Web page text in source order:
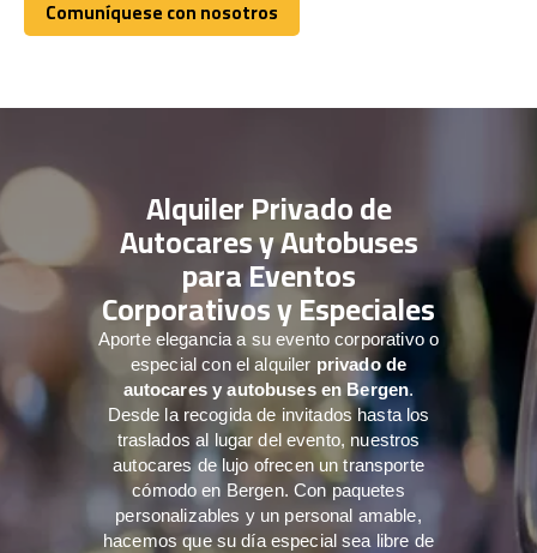
Comuníquese con nosotros
Comuníquese con nosotros
Alquiler Privado de
Autocares y Autobuses
para Eventos
Corporativos y Especiales
Aporte elegancia a su evento corporativo o
especial con el alquiler privado de
autocares y autobuses en Bergen.
Desde la recogida de invitados hasta los
traslados al lugar del evento, nuestros
autocares de lujo ofrecen un transporte
cómodo en Bergen. Con paquetes
personalizables y un personal amable,
hacemos que su día especial sea libre de